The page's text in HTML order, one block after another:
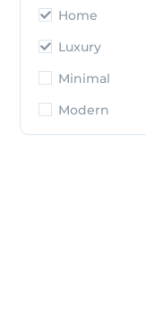
Home
Luxury
Minimal
Modern